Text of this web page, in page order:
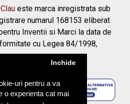
uri pentru a va
o experienta cat mai
Inchide
este marca inregistrata sub
numarul 168153 eliberat
Inventii si Marci la data de
cu Legea 84/1998,